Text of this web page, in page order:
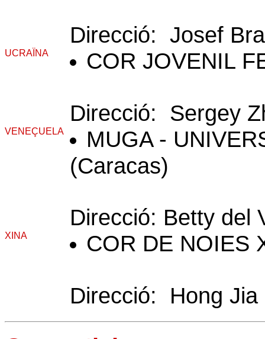
Direcció: Josef
UCRAÏNA COR JOVENIL
Direcció: Sergey
VENEÇUELA MUGA -
(Caracas)
Direcció: Betty del
XINA COR DE NOIES
Direcció: Hong Jia